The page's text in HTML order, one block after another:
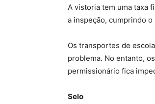
A vistoria tem uma taxa
a inspeção, cumprindo
Os transportes de
problema. No entanto,
permissionário fica
Selo